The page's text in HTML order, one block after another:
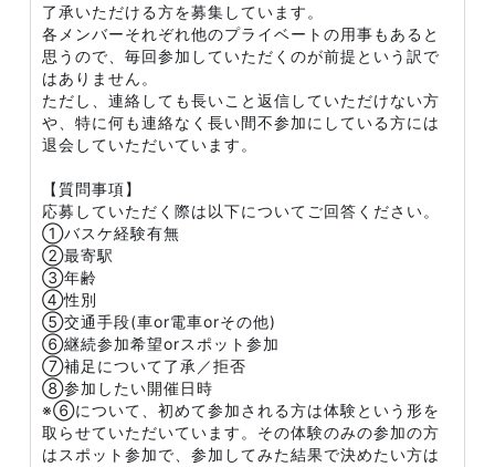
了承いただける方を募集しています。
各メンバーそれぞれ他のプライベートの用事もあると
思うので、毎回参加していただくのが前提という訳で
はありません。
ただし、連絡しても長いこと返信していただけない方
や、特に何も連絡なく長い間不参加にしている方には
退会していただいています。
【質問事項】
応募していただく際は以下についてご回答ください。
①バスケ経験有無
②最寄駅
③年齢
④性別
⑤交通手段(車or電車orその他)
⑥継続参加希望orスポット参加
⑦補足について了承／拒否
⑧参加したい開催日時
※⑥について、初めて参加される方は体験という形を
取らせていただいています。その体験のみの参加の方
はスポット参加で、参加してみた結果で決めたい方は